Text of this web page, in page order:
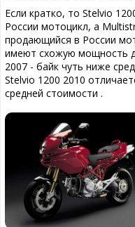
Если кратко, то Stelvio
России мотоцикл, а
продающийся в России
имеют схожую мощность
2007 - байк чуть ниже
Stelvio 1200 2010
средней стоимости .